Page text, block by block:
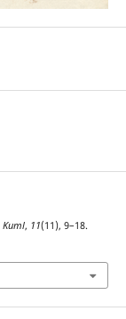
Kuml, 11(11), 9–18.